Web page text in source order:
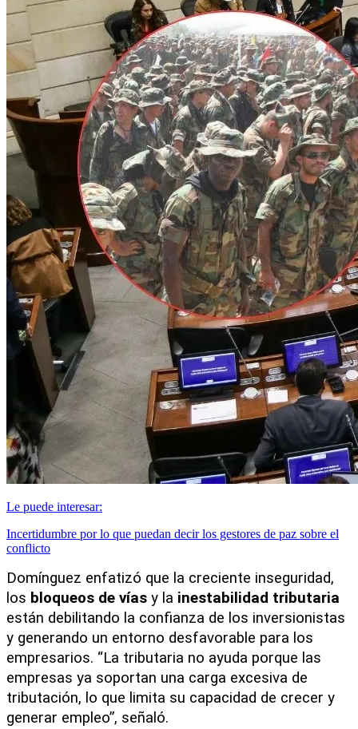
Le puede interesar:
Incertidumbre por lo que puedan decir los gestores de paz sobre el
conflicto
Domínguez enfatizó que la creciente inseguridad,
los bloqueos de vías y la inestabilidad tributaria
están debilitando la confianza de los inversionistas
y generando un entorno desfavorable para los
empresarios. “La tributaria no ayuda porque las
empresas ya soportan una carga excesiva de
tributación, lo que limita su capacidad de crecer y
generar empleo”, señaló.